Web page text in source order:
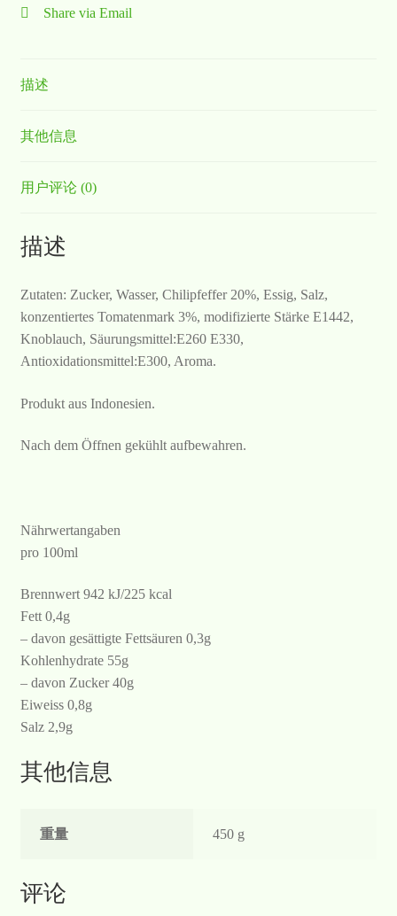
Share via Email
描述
其他信息
用户评论 (0)
描述
Zutaten: Zucker, Wasser, Chilipfeffer 20%, Essig, Salz,
konzentiertes Tomatenmark 3%, modifizierte Stärke E1442,
Knoblauch, Säurungsmittel:E260 E330,
Antioxidationsmittel:E300, Aroma.
Produkt aus Indonesien.
Nach dem Öffnen gekühlt aufbewahren.
Nährwertangaben
pro 100ml
Brennwert 942 kJ/225 kcal
Fett 0,4g
– davon gesättigte Fettsäuren 0,3g
Kohlenhydrate 55g
– davon Zucker 40g
Eiweiss 0,8g
Salz 2,9g
其他信息
重量 450 g
评论